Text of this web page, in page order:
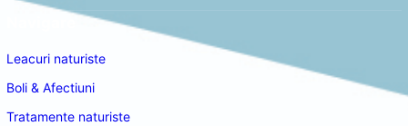
Leacuri naturiste
Boli & Afectiuni
Tratamente naturiste